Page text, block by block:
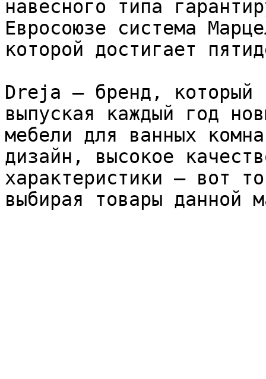
навесного типа
Евросоюзе система
которой достигает
Dreja – бренд, который
выпуская каждый год
мебели для ванных
дизайн, высокое
характеристики – вот
выбирая товары данной